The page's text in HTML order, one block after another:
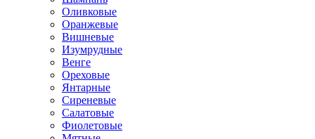
Оливковые
Оранжевые
Вишневые
Изумрудные
Венге
Ореховые
Янтарные
Сиреневые
Салатовые
Фиолетовые